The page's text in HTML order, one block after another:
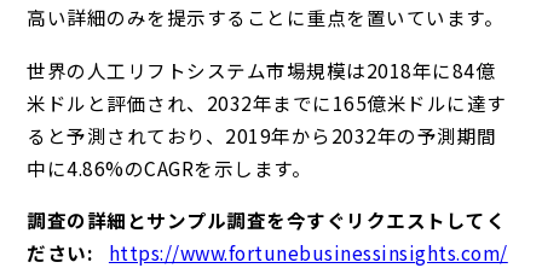
高い詳細のみを提示することに重点を置いています。
世界の人工リフトシステム市場規模は2018年に84億
米ドルと評価され、2032年までに165億米ドルに達す
ると予測されており、2019年から2032年の予測期間
中に4.86%のCAGRを示します。
調査の詳細とサンプル調査を今すぐリクエストしてく
ださい: https://www.fortunebusinessinsights.com/